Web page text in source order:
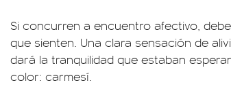
Si concurren a encuentro afectivo,
que sienten. Una clara sensación de
dará la tranquilidad que estaban
color: carmesí.